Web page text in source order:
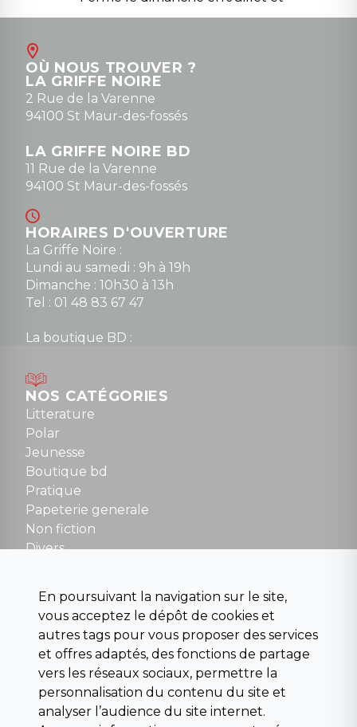
Août
contact@la-griffe-noire.com
0148836747
OÙ NOUS TROUVER ?
LA GRIFFE NOIRE
2 Rue de la Varenne
94100 St Maur-des-fossés
LA GRIFFE NOIRE BD
11 Rue de la Varenne
94100 St Maur-des-fossés
HORAIRES D'OUVERTURE
La Griffe Noire :
Lundi au samedi : 9h à 19h
Dimanche : 10h30 à 13h
Tel : 01 48 83 67 47
La boutique BD :
Mardi au samedi : 10h à 13h / 14h à 19h
Dimanche : 10h30 à 12h30
Tel : 01 48 89 13 88
NOUS CONTACTER
contact@la-griffe-noire.com
NOS CATÉGORIES
Litterature
Polar
Jeunesse
Boutique bd
Pratique
Papeterie generale
Non fiction
Divers
Para scolaire
Histoire
Pochoteque
Pleiade
En poursuivant la navigation sur le site,
vous acceptez le dépôt de cookies et
autres tags pour vous proposer des services
et offres adaptés, des fonctions de partage
vers les réseaux sociaux, permettre la
personnalisation du contenu du site et
analyser l’audience du site internet.